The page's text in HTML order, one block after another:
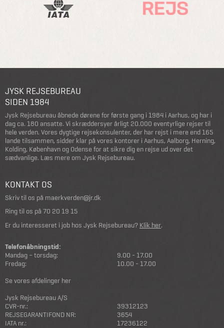
JYSK REJSEBUREAU
SIDEN 1984
Jysk Rejsebureau åbnede dørene for første gang i 1984 i Aarhus, og har i
dag ca. 180 ansatte. Vi skræddersyer årligt 20.000 eventyrlige rejser til
hele verden. Vores dygtige rejsekonsulenter, der har rejst i mere end 165
lande tilsammen, sidder klar på vores kontorer i Aarhus, Aalborg, Herning,
Kolding, København og Odense for at sikre dig en rejse ud over det
sædvanlige. Læs mere om Jysk Rejsebureau.
KONTAKT OS
Skriv til os på maerkverden@jr.dk
Ring til os på 70 20 19 15
Er du interesseret i job hos Jysk Rejsebureau? Klik her.
Telefonåbningstid:
Mandag – torsdag:
9.00 - 17.00
Fredag:
10.00 - 17.00
Se vores afdelinger her
Jysk Rejsebureau A/S
CVR-nr.:
39312123
REJSEGARANTIFOND NR:
3654
IATA nr.:
17236122